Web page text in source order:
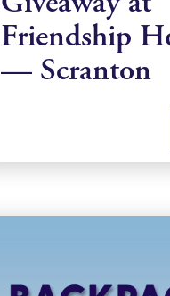
Friendship
— Scranton